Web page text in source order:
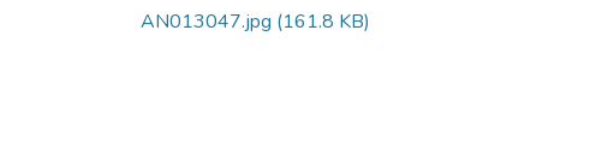
AN013047.jpg (161.8 KB)